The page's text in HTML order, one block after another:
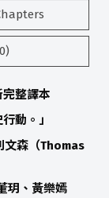
整譯本
動。」
文森（Thomas
玥、黃樂嫣